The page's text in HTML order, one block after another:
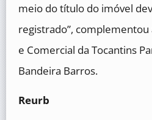
meio do título do imóvel
registrado”,
e Comercial da Tocantins
Bandeira Barros.
Reurb